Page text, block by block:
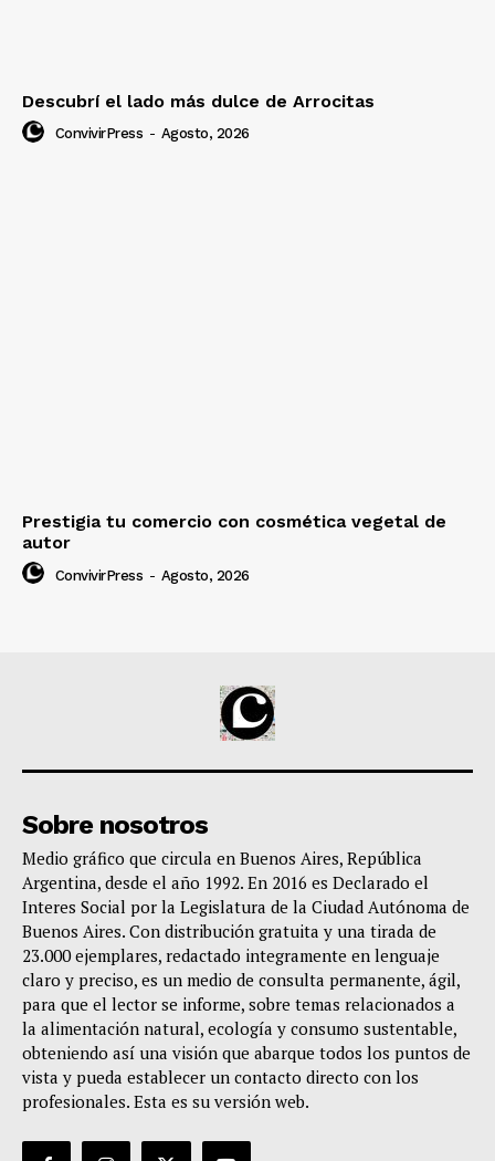
Descubrí el lado más dulce de Arrocitas
ConvivirPress - Agosto, 2026
Prestigia tu comercio con cosmética vegetal de
autor
ConvivirPress - Agosto, 2026
Sobre nosotros
Medio gráfico que circula en Buenos Aires, República
Argentina, desde el año 1992. En 2016 es Declarado el
Interes Social por la Legislatura de la Ciudad Autónoma de
Buenos Aires. Con distribución gratuita y una tirada de
23.000 ejemplares, redactado integramente en lenguaje
claro y preciso, es un medio de consulta permanente, ágil,
para que el lector se informe, sobre temas relacionados a
la alimentación natural, ecología y consumo sustentable,
obteniendo así una visión que abarque todos los puntos de
vista y pueda establecer un contacto directo con los
profesionales. Esta es su versión web.